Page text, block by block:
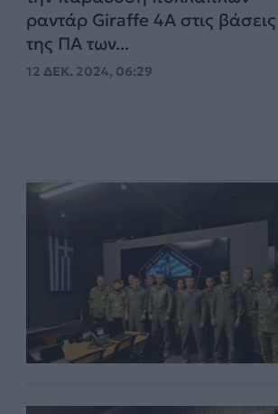
ραντάρ Giraffe 4A στις βάσεις
της ΠΑ των...
12 ΔΕΚ. 2024, 06:29